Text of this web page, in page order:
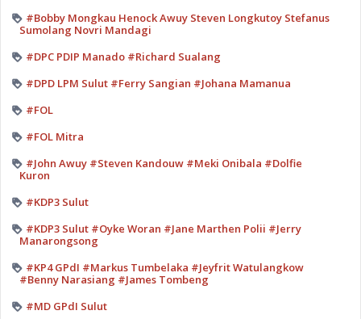
#Bobby Mongkau Henock Awuy Steven Longkutoy Stefanus
Sumolang Novri Mandagi
#DPC PDIP Manado #Richard Sualang
#DPD LPM Sulut #Ferry Sangian #Johana Mamanua
#FOL
#FOL Mitra
#John Awuy #Steven Kandouw #Meki Onibala #Dolfie
Kuron
#KDP3 Sulut
#KDP3 Sulut #Oyke Woran #Jane Marthen Polii #Jerry
Manarongsong
#KP4 GPdI #Markus Tumbelaka #Jeyfrit Watulangkow
#Benny Narasiang #James Tombeng
#MD GPdI Sulut